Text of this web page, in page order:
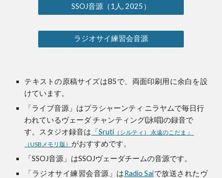
SSOJ音源（1人, 2025）
ラジオサイ練習会音源
テキストの原稿サイズはB5で、両面印刷用に余白を設
けています。
「ライブ音源」はプラシャーンティ ニラヤムで毎日行
われているヴェーダ チャンティング(詠唱)の録音で
す。スタジオ録音は 「Sruti （シルティ） 永遠のこだま 」
（USBメモリ版） がおすすめです。
「SSOJ音源」はSSOJヴェーダチームの音源です。
「ラジオサイ練習会音源」はRadio Saiで放送されたヴ